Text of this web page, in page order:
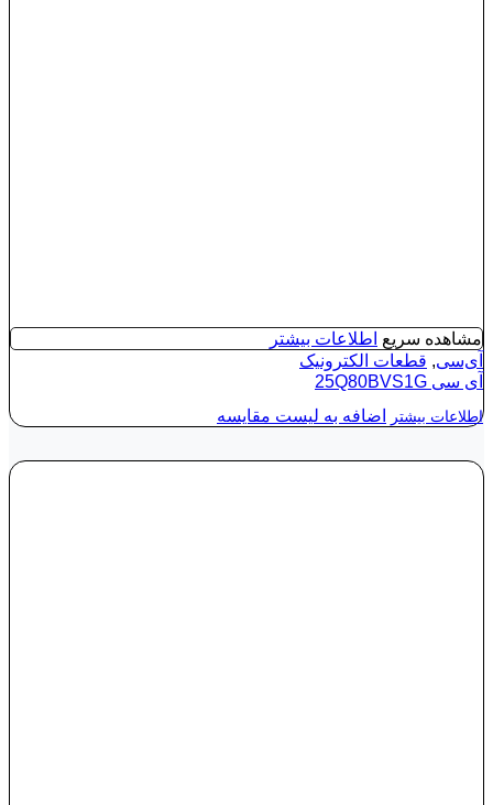
مشاهده سریع اطلاعات بیشتر
آی‌سی, قطعات الکترونیک
آی‌ سی 25Q80BVS1G
اطلاعات بیشتر اضافه به لیست مقایسه